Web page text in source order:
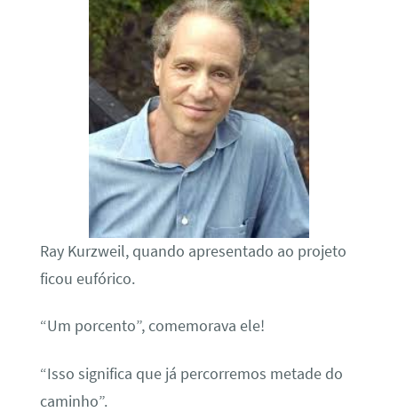
Ray Kurzweil, quando apresentado ao projeto
ficou eufórico.
“Um porcento”, comemorava ele!
“Isso significa que já percorremos metade do
caminho”.